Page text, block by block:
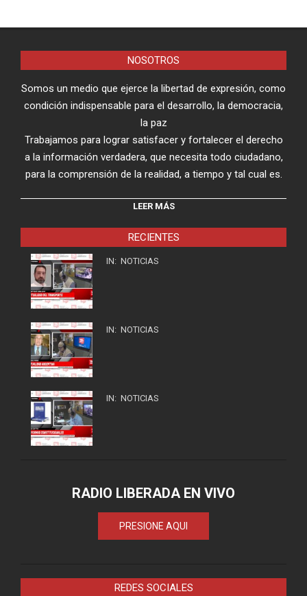
NOSOTROS
Somos un medio que ejerce la libertad de expresión, como
condición indispensable para el desarrollo, la democracia,
la paz
Trabajamos para lograr satisfacer y fortalecer el derecho
a la información verdadera, que necesita todo ciudadano,
para la comprensión de la realidad, a tiempo y tal cual es.
LEER MÁS
RECIENTES
IN: NOTICIAS
IN: NOTICIAS
IN: NOTICIAS
RADIO LIBERADA EN VIVO
PRESIONE AQUI
REDES SOCIALES